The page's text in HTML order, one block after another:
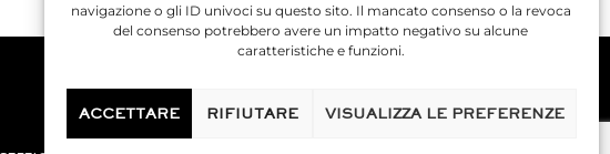
navigazione o gli ID univoci su questo sito. Il mancato consenso o la revoca
del consenso potrebbero avere un impatto negativo su alcune
caratteristiche e funzioni.
ACCETTARE RIFIUTARE VISUALIZZA LE PREFERENZE